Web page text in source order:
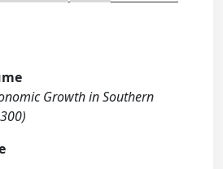
Growth in Southern